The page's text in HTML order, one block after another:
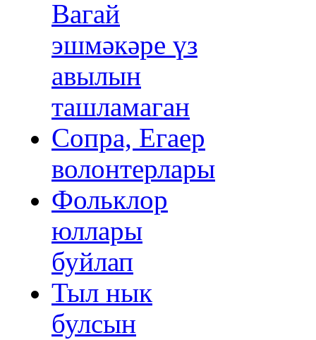
Вагай
эшмәкәре үз
авылын
ташламаган
Сопра, Егаер
волонтерлары
Фольклор
юллары
буйлап
Тыл нык
булсын